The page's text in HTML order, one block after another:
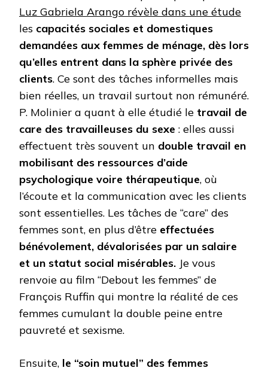
Luz Gabriela Arango révèle dans une étude
les capacités sociales et domestiques
demandées aux femmes de ménage, dès lors
qu’elles entrent dans la sphère privée des
clients. Ce sont des tâches informelles mais
bien réelles, un travail surtout non rémunéré.
P. Molinier a quant à elle étudié le travail de
care des travailleuses du sexe : elles aussi
effectuent très souvent un double travail en
mobilisant des ressources d’aide
psychologique voire thérapeutique, où
l’écoute et la communication avec les clients
sont essentielles. Les tâches de “care” des
femmes sont, en plus d’être effectuées
bénévolement, dévalorisées par un salaire
et un statut social misérables. Je vous
renvoie au film “Debout les femmes” de
François Ruffin qui montre la réalité de ces
femmes cumulant la double peine entre
pauvreté et sexisme.
Ensuite, le “soin mutuel” des femmes